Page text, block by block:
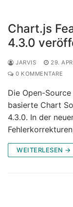
Chart.js
4.3.0
JARVIS 29.
0 KOMMENTARE
Die Open-
basierte Chart
4.3.0. In der
WEITERLESEN →